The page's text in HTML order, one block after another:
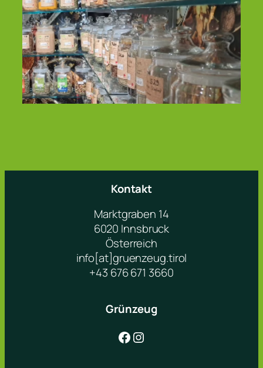
Kontakt
Marktgraben 14
6020 Innsbruck
Österreich
info[at]gruenzeug.tirol
+43 676 671 3660
Grünzeug
Facebook Instagram